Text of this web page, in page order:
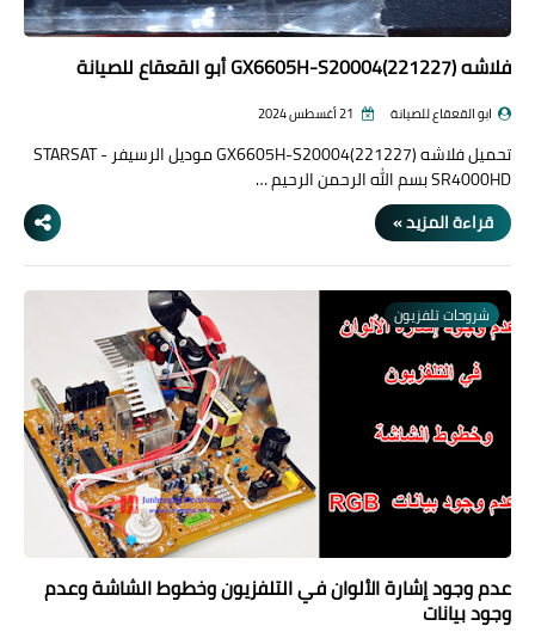
فلاشه GX6605H-S20004(221227) أبو القعقاع للصيانة
ابو القعقاع للصيانة
تحميل فلاشه GX6605H-S20004(221227) موديل الرسيفر STARSAT -
SR4000HD بسم الله الرحمن الرحيم …
قراءة المزيد »
شروحات تلفزيون
عدم وجود إشارة الألوان في التلفزيون وخطوط الشاشة وعدم
وجود بيانات